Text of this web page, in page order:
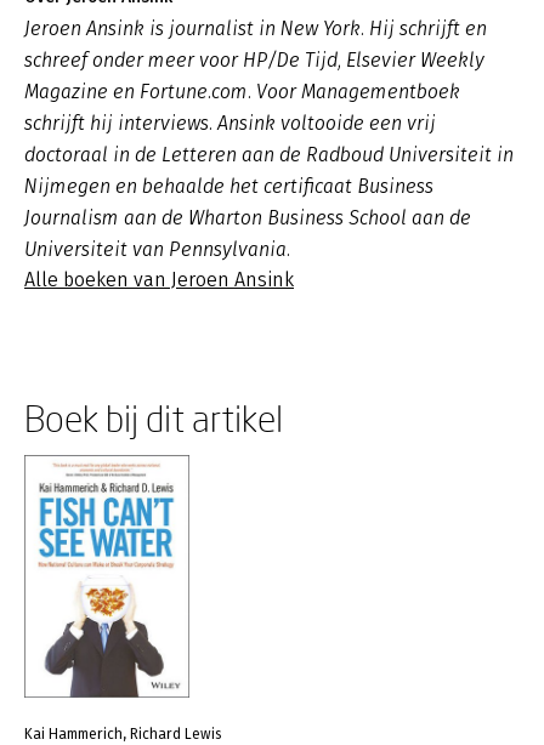
Jeroen Ansink is journalist in New York. Hij schrijft en
schreef onder meer voor HP/De Tijd, Elsevier Weekly
Magazine en Fortune.com. Voor Managementboek
schrijft hij interviews. Ansink voltooide een vrij
doctoraal in de Letteren aan de Radboud Universiteit in
Nijmegen en behaalde het certificaat Business
Journalism aan de Wharton Business School aan de
Universiteit van Pennsylvania.
Alle boeken van Jeroen Ansink
Boek bij dit artikel
Kai Hammerich, Richard Lewis